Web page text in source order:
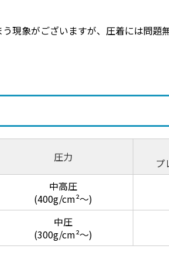
現象がございますが、圧着には問題
圧力
プ
中高圧
(400g/cm²～)
中圧
(300g/cm²～)